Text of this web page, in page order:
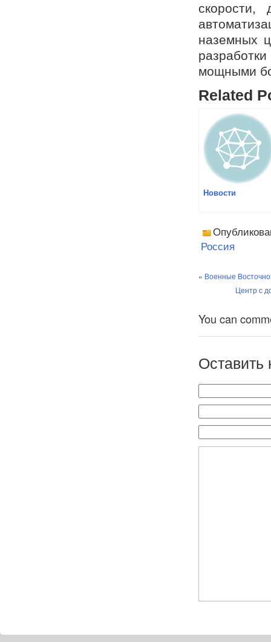
скорости,
наземных
мощными
Related
Новости
Россия
« Военные
Центр с
You can
Оставить